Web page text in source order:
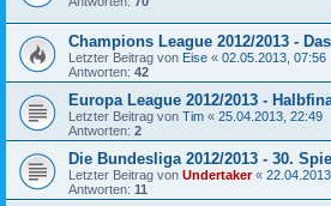
Champions League 2012/2013 -
Letzter Beitrag von Eise « 02.05.2013, 07:56
Antworten: 42
Europa League 2012/2013 -
Letzter Beitrag von Tim « 25.04.2013, 22:49
Antworten: 2
Die Bundesliga 2012/2013 - 30.
Letzter Beitrag von Undertaker«
Antworten: 11